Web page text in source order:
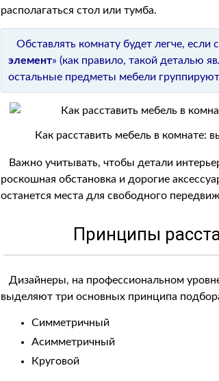
располагаться стол или тумба.
Обставлять комнату будет легче, если
элемент» (как правило, такой деталью
остальные предметы мебели
Как расставить мебель в комнате:
Важно учитывать, чтобы детали
роскошная обстановка и дорогие
останется места для свободного
Принципы
Дизайнеры, на профессиональном
выделяют три основных принципа
Симметричный
Асимметричный
Круговой